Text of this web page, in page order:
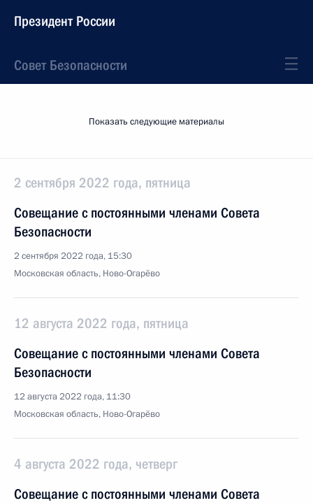
Президент России
Совет Безопасности
Показать следующие материалы
2 сентября 2022 года, пятница
Совещание с постоянными членами Совета
Безопасности
2 сентября 2022 года, 15:30
Московская область, Ново-Огарёво
12 августа 2022 года, пятница
Совещание с постоянными членами Совета
Безопасности
12 августа 2022 года, 11:30
Московская область, Ново-Огарёво
4 августа 2022 года, четверг
Совещание с постоянными членами Совета